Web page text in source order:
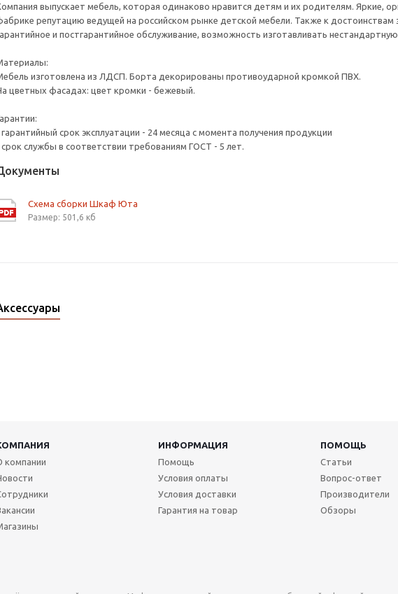
выпускает мебель, которая одинаково нравится детям и их родителям. Яркие,
репутацию ведущей на российском рынке детской мебели. Также к достоинствам
и постгарантийное обслуживание, возможность изготавливать
изготовлена из ЛДСП. Борта декорированы противоударной кромкой ПВХ.
цветных фасадах: цвет кромки - бежевый.
гарантийный срок эксплуатации - 24 месяца с момента получения продукции
срок службы в соответствии требованиям ГОСТ - 5 лет.
Схема сборки Шкаф Юта
Размер: 501,6 кб
ИНФОРМАЦИЯ
ПОМОЩЬ
компании
Помощь
Условия оплаты
Условия доставки
Гарантия на товар
Статьи
Вопрос-ответ
Производители
Обзоры